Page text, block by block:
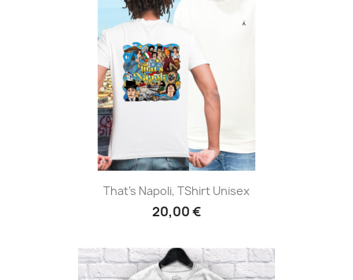
That's Napoli, TShirt Unisex
20,00 €